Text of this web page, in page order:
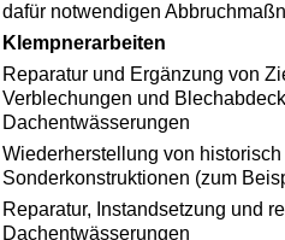
dafür notwendigen
Klempnerarbeiten
Reparatur und Ergänzung von
Verblechungen und
Dachentwässerungen
Wiederherstellung von
Sonderkonstruktionen (zum
Reparatur, Instandsetzung und
Dachentwässerungen